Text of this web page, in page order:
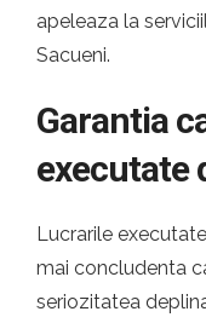
apeleaza la
Sacueni.
Garantia
executate
Lucrarile
mai concludenta
seriozitatea